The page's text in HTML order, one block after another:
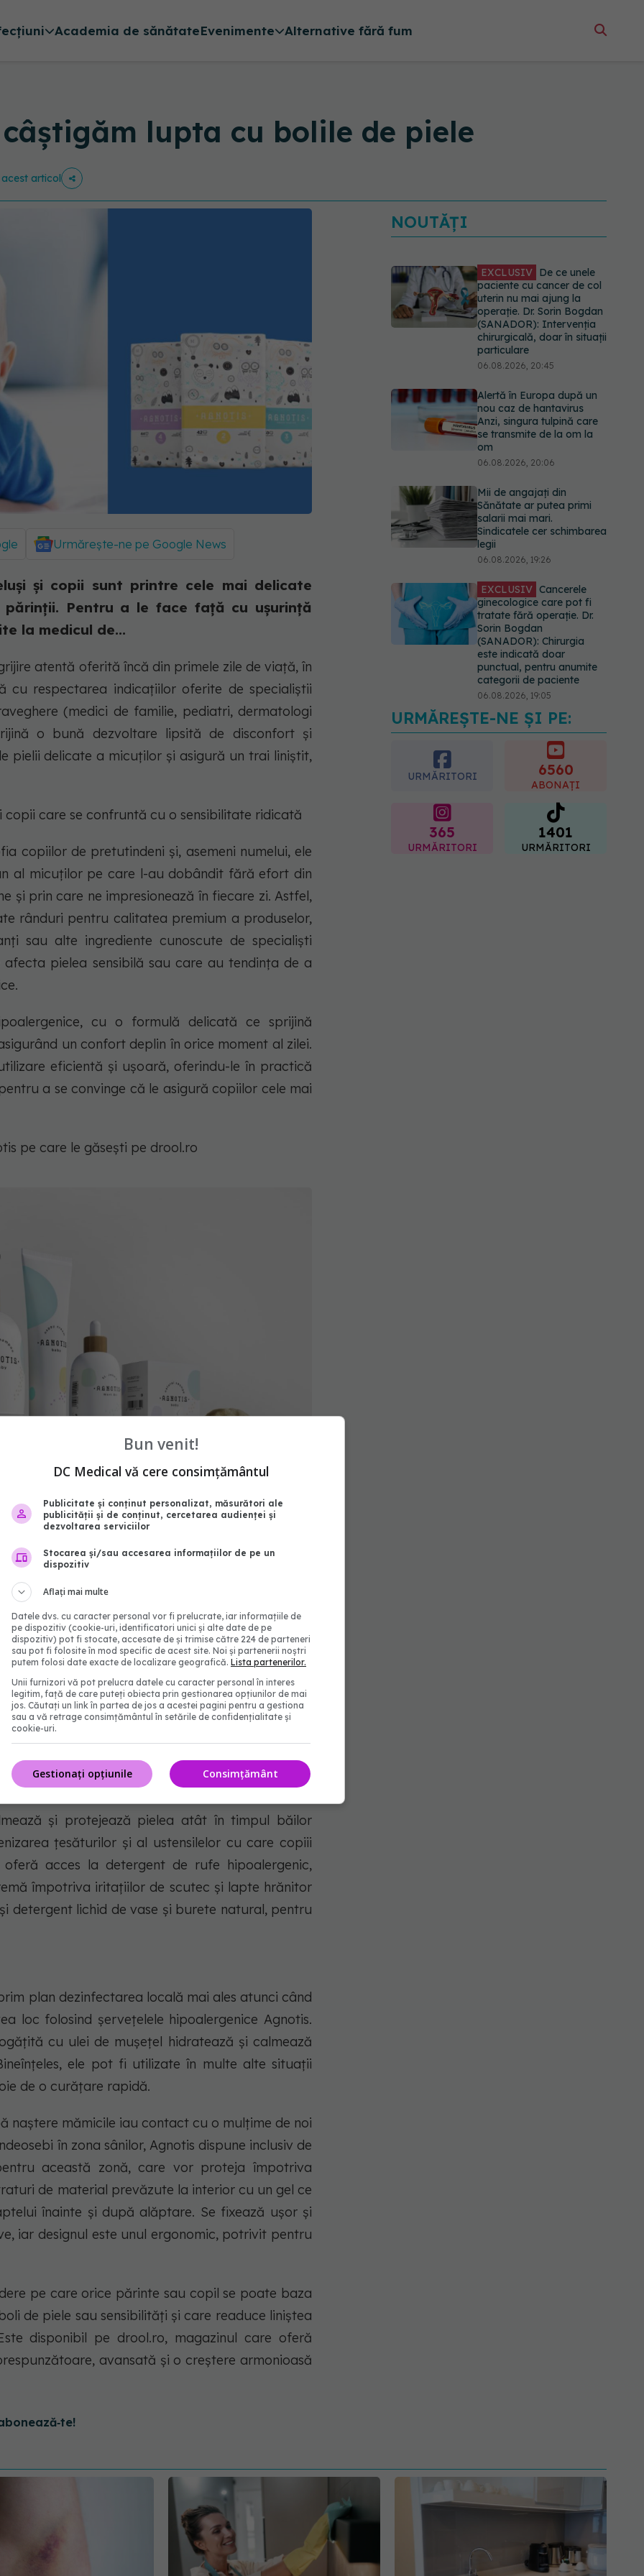
Academia de sănătateEvenimente Alternative fără fum
lupta cu bolile de piele
articol
Urmărește-ne pe Google News
și copii sunt printre cele mai delicate
Pentru a le face față cu ușurință
la medicul de...
atentă oferită încă din primele zile de viață, în
respectarea indicațiilor oferite de specialiștii
(medici de familie, pediatri, dermatologi
o bună dezvoltare lipsită de disconfort și
pielii delicate a micuților și asigură un trai liniștit,
care se confruntă cu o sensibilitate ridicată
copiilor de pretutindeni și, asemeni numelui, ele
al micuților pe care l-au dobândit fără efort din
și prin care ne impresionează în fiecare zi. Astfel,
rânduri pentru calitatea premium a produselor,
sau alte ingrediente cunoscute de specialiști
pielea sensibilă sau care au tendința de a
cu o formulă delicată ce sprijină
un confort deplin în orice moment al zilei.
eficientă și ușoară, oferindu-le în practică
a se convinge că le asigură copiilor cele mai
pe care le găsești pe drool.ro
hipoalergenice Agnotis este la un click distanță
special conceput pentru a veni în întâmpinarea
cei mici și cei mari. În prezent, gama Agnotis pe
cuprinde 4 categorii principale de interes:
copii și bebeluși, șervețele umede și produse de
alăptare.
igienice absorbante sunt moi, flexibile și
ziua, cât și seară. Aceste scutece de copii
de indicare a umezelii și previn scurgerile
fi pe deplin liniștită când vine vorba de
Bineînțeles, există și o disponibilitate variată în
și protejează pielea atât în timpul băilor
țesăturilor și al ustensilelor cu care copiii
acces la detergent de rufe hipoalergenic,
împotriva iritațiilor de scutec și lapte hrănitor
detergent lichid de vase și burete natural, pentru
plan dezinfectarea locală mai ales atunci când
loc folosind șervețelele hipoalergenice Agnotis.
cu ulei de mușețel hidratează și calmează
ele pot fi utilizate în multe alte situații
de o curățare rapidă.
naștere mămicile iau contact cu o mulțime de noi
în zona sânilor, Agnotis dispune inclusiv de
această zonă, care vor proteja împotriva
de material prevăzute la interior cu un gel ce
înainte și după alăptare. Se fixează ușor și
iar designul este unul ergonomic, potrivit pentru
pe care orice părinte sau copil se poate baza
de piele sau sensibilități și care readuce liniștea
disponibil pe drool.ro, magazinul care oferă
avansată și o creștere armonioasă
NOUTĂȚI
EXCLUSIV De ce unele
paciente cu cancer de col
uterin nu mai ajung la
operație. Dr. Sorin Bogdan
(SANADOR): Intervenția
chirurgicală, doar în situații
particulare
06.08.2026, 20:45
Alertă în Europa după un
nou caz de hantavirus
Anzi, singura tulpină care
se transmite de la om la
om
06.08.2026, 20:06
Mii de angajați din
Sănătate ar putea primi
salarii mai mari.
Sindicatele cer schimbarea
legii
06.08.2026, 19:26
EXCLUSIV Cancerele
ginecologice care pot fi
tratate fără operație. Dr.
Sorin Bogdan
(SANADOR): Chirurgia
este indicată doar
punctual, pentru anumite
categorii de paciente
06.08.2026, 19:05
EXCLUSIV Brahiterapie
vs radioterapie externă în
cancerul ginecologic. Dr.
Sorin Bogdan (SANADOR)
explică diferența și cum
acționează tratamentul
URMĂREȘTE-NE ȘI PE:
URMĂRITORI 6560
ABONAȚI
365
URMĂRITORI
1401
URMĂRITORI
Bun venit!
DC Medical vă cere consimțământul
Publicitate și conținut personalizat, măsurători ale
publicității și de conținut, cercetarea audienței și
dezvoltarea serviciilor
Stocarea și/sau accesarea informațiilor de pe un
dispozitiv
Aflați mai multe
Datele dvs. cu caracter personal vor fi prelucrate, iar informațiile de
pe dispozitiv (cookie-uri, identificatori unici și alte date de pe
dispozitiv) pot fi stocate, accesate de și trimise către 224 de parteneri
sau pot fi folosite în mod specific de acest site. Noi și partenerii noștri
putem folosi date exacte de localizare geografică. Lista partenerilor.
Unii furnizori vă pot prelucra datele cu caracter personal în interes
legitim, față de care puteți obiecta prin gestionarea opțiunilor de mai
jos. Căutați un link în partea de jos a acestei pagini pentru a gestiona
sau a vă retrage consimțământul în setările de confidențialitate și
cookie-uri.
Consimțământ
Gestionați opțiunile